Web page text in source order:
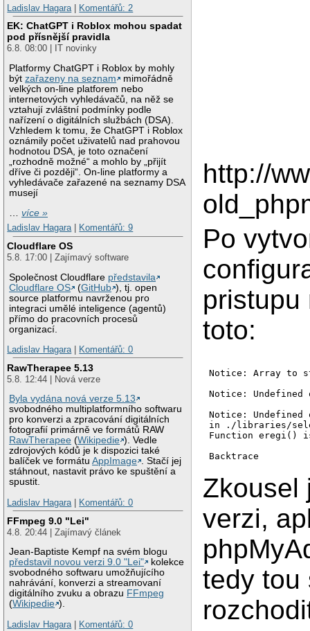
Ladislav Hagara
Komentářů: 2
EK: ChatGPT i Roblox mohou spadat
pod přísnější pravidla
6.8. 08:00 | IT novinky
Platformy ChatGPT i Roblox by mohly
býtzařazeny na seznam
mimořádně
velkých on-line platforem nebo
internetových vyhledávačů, na něž se
vztahují zvláštní podmínky podle
nařízení o digitálních službách (DSA).
Vzhledem k tomu, že ChatGPT i Roblox
oznámily počet uživatelů nad prahovou
hodnotou DSA, je toto označení
„rozhodně možné“ a mohlo by „přijít
dříve či později“. On-line platformy a
vyhledávače zařazené na seznamy DSA
musejí
…více »
Ladislav Hagara| Komentářů: 9
Cloudflare OS
5.8. 17:00 | Zajímavý software
Společnost Cloudflare představila
Cloudflare OS
(GitHub ), tj. open
source platformu navrženou pro
integraci umělé inteligence (agentů)
přímo do pracovních procesů
organizací.
Ladislav Hagara| Komentářů: 0
RawTherapee 5.13
5.8. 12:44 | Nová verze
Byla vydána nová verze 5.13
svobodného multiplatformního softwaru
pro konverzi a zpracování digitálních
fotografií primárně ve formátů RAW
RawTherapee (Wikipedie ). Vedle
zdrojových kódů je k dispozici také
balíček ve formátuAppImage . Stačí jej
stáhnout, nastavit právo ke spuštění a
spustit.
Ladislav Hagara| Komentářů: 0
FFmpeg 9.0 "Lei"
4.8. 20:44 | Zajímavý článek
Jean-Baptiste Kempf na svém blogu
představil novou verzi 9.0 "Lei"
kolekce
svobodného softwaru umožňujícího
nahrávání, konverzi a streamovaní
digitálního zvuku a obrazu FFmpeg
(Wikipedie ).
Ladislav Hagara| Komentářů: 0
http://
Po
pristupu
toto:
Notice: Array to
Notice:
Notice:
in ./libraries/
Function eregi()
Backtrace
./libraries/
Notice:
Notice:
)
./libraries/
string en-us,
integer 1,
)
./libraries/
./libraries/
Zkousel
verzi,
tedy tou